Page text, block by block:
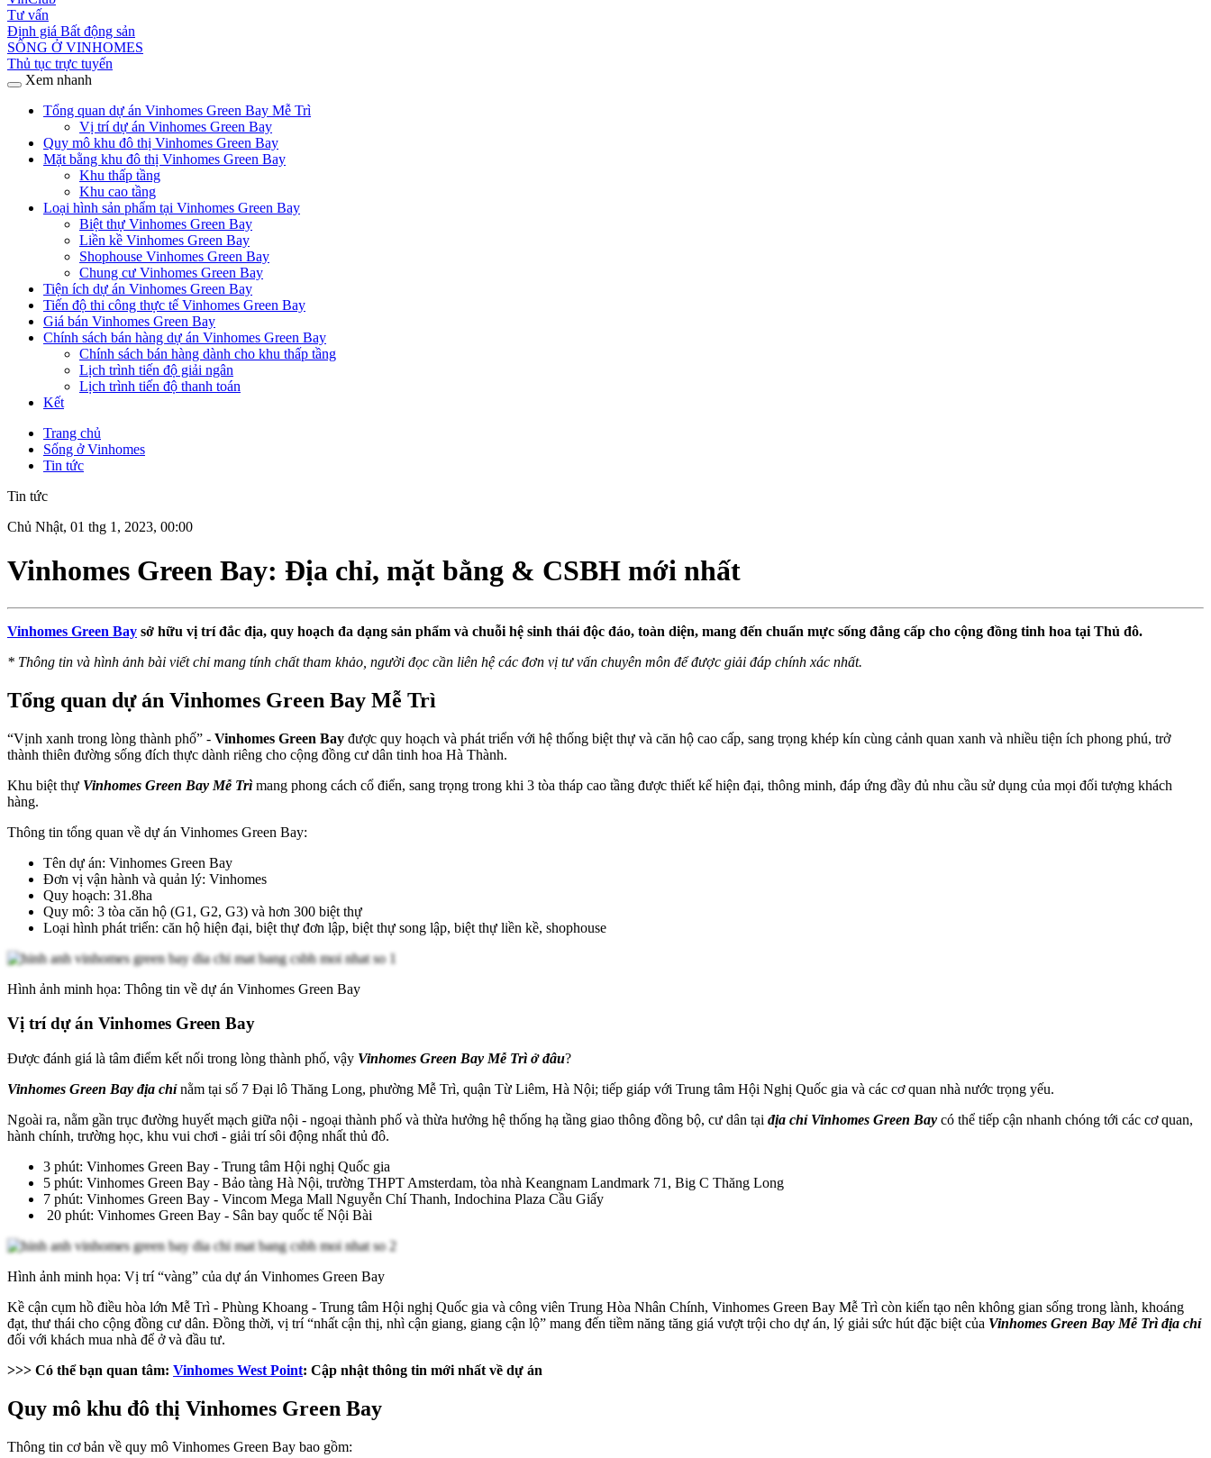
Tư vấn
Định giá Bất động sản
SỐNG Ở VINHOMES
Thủ tục trực tuyến
Xem nhanh
Tổng quan dự án Vinhomes Green Bay Mễ Trì
Vị trí dự án Vinhomes Green Bay
Quy mô khu đô thị Vinhomes Green Bay
Mặt bằng khu đô thị Vinhomes Green Bay
Khu thấp tầng
Khu cao tầng
Loại hình sản phẩm tại Vinhomes Green Bay
Biệt thự Vinhomes Green Bay
Liền kề Vinhomes Green Bay
Shophouse Vinhomes Green Bay
Chung cư Vinhomes Green Bay
Tiện ích dự án Vinhomes Green Bay
Tiến độ thi công thực tế Vinhomes Green Bay
Giá bán Vinhomes Green Bay
Chính sách bán hàng dự án Vinhomes Green Bay
Chính sách bán hàng dành cho khu thấp tầng
Lịch trình tiến độ giải ngân
Lịch trình tiến độ thanh toán
Kết
Trang chủ
Sống ở Vinhomes
Tin tức
Tin tức
Chủ Nhật, 01 thg 1, 2023, 00:00
Vinhomes Green Bay: Địa chỉ, mặt bằng & CSBH mới nhất
Vinhomes Green Bay sở hữu vị trí đắc địa, quy hoạch đa dạng sản phẩm và chuỗi hệ sinh thái độc đáo, toàn diện, mang đến chuẩn mực sống đẳng cấp cho cộng đồng tinh hoa tại Thủ đô.
* Thông tin và hình ảnh bài viết chỉ mang tính chất tham khảo, người đọc cần liên hệ các đơn vị tư vấn chuyên môn để được giải đáp chính xác nhất.
Tổng quan dự án Vinhomes Green Bay Mễ Trì
“Vịnh xanh trong lòng thành phố” - Vinhomes Green Bay được quy hoạch và phát triển với hệ thống biệt thự và căn hộ cao cấp, sang trọng khép kín cùng cảnh quan xanh và nhiều tiện ích phong phú, trở
thành thiên đường sống đích thực dành riêng cho cộng đồng cư dân tinh hoa Hà Thành.
Khu biệt thự Vinhomes Green Bay Mễ Trì mang phong cách cổ điển, sang trọng trong khi 3 tòa tháp cao tầng được thiết kế hiện đại, thông minh, đáp ứng đầy đủ nhu cầu sử dụng của mọi đối tượng khách
hàng.
Thông tin tổng quan về dự án Vinhomes Green Bay:
Tên dự án: Vinhomes Green Bay
Đơn vị vận hành và quản lý: Vinhomes
Quy hoạch: 31.8ha
Quy mô: 3 tòa căn hộ (G1, G2, G3) và hơn 300 biệt thự
Loại hình phát triển: căn hộ hiện đại, biệt thự đơn lập, biệt thự song lập, biệt thự liền kề, shophouse
Hình ảnh minh họa: Thông tin về dự án Vinhomes Green Bay
Vị trí dự án Vinhomes Green Bay
Được đánh giá là tâm điểm kết nối trong lòng thành phố, vậy Vinhomes Green Bay Mễ Trì ở đâu?
Vinhomes Green Bay địa chỉnằm tại số 7 Đại lô Thăng Long, phường Mễ Trì, quận Từ Liêm, Hà Nội; tiếp giáp với Trung tâm Hội Nghị Quốc gia và các cơ quan nhà nước trọng yếu.
Ngoài ra, nằm gần trục đường huyết mạch giữa nội - ngoại thành phố và thừa hưởng hệ thống hạ tầng giao thông đồng bộ, cư dân tại địa chỉ Vinhomes Green Bay có thể tiếp cận nhanh chóng tới các cơ quan,
hành chính, trường học, khu vui chơi - giải trí sôi động nhất thủ đô.
3 phút: Vinhomes Green Bay - Trung tâm Hội nghị Quốc gia
5 phút: Vinhomes Green Bay - Bảo tàng Hà Nội, trường THPT Amsterdam, tòa nhà Keangnam Landmark 71, Big C Thăng Long
7 phút: Vinhomes Green Bay - Vincom Mega Mall Nguyễn Chí Thanh, Indochina Plaza Cầu Giấy
20 phút: Vinhomes Green Bay - Sân bay quốc tế Nội Bài
Hình ảnh minh họa: Vị trí “vàng” của dự án Vinhomes Green Bay
Kề cận cụm hồ điều hòa lớn Mễ Trì - Phùng Khoang - Trung tâm Hội nghị Quốc gia và công viên Trung Hòa Nhân Chính, Vinhomes Green Bay Mễ Trì còn kiến tạo nên không gian sống trong lành, khoáng
đạt, thư thái cho cộng đồng cư dân. Đồng thời, vị trí “nhất cận thị, nhì cận giang, giang cận lộ” mang đến tiềm năng tăng giá vượt trội cho dự án, lý giải sức hút đặc biệt của Vinhomes Green Bay Mễ Trì địa chỉ
đối với khách mua nhà để ở và đầu tư.
>>> Có thể bạn quan tâm: Vinhomes West Point: Cập nhật thông tin mới nhất về dự án
Quy mô khu đô thị Vinhomes Green Bay
Thông tin cơ bản về quy mô Vinhomes Green Bay bao gồm: